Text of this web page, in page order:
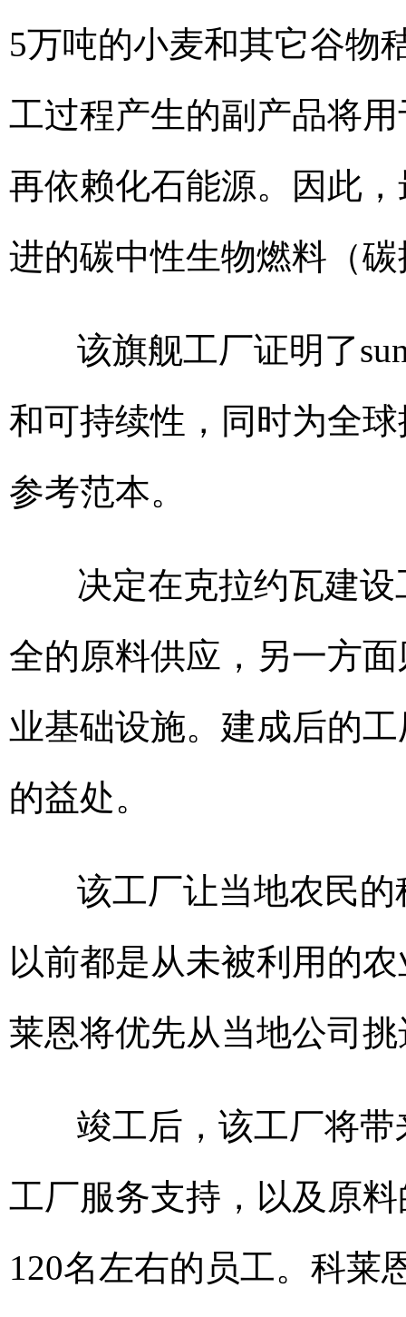
5万吨的小麦和其它谷物
工过程产生的副产品将
再依赖化石能源。因此
进的碳中性生物燃料（
该旗舰工厂证明了
和可持续性，同时为全
参考范本。
决定在克拉约瓦建设
全的原料供应，另一方
业基础设施。建成后的
的益处。
该工厂让当地农民的
以前都是从未被利用的
莱恩将优先从当地公司
竣工后，该工厂将带
工厂服务支持，以及原
120名左右的员工。科莱